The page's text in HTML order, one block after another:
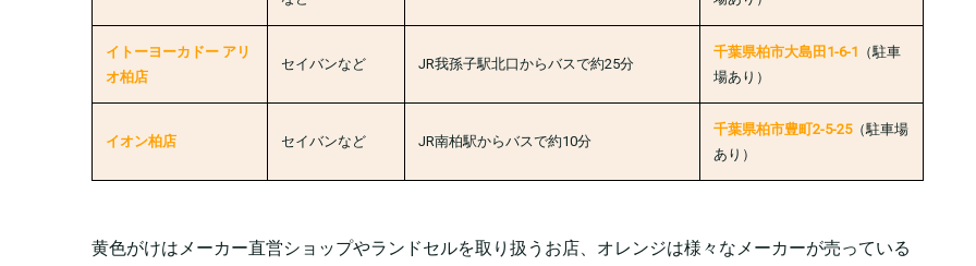
イトーヨーカドー アリ
オ柏店
セイバンなど JR我孫子駅北口からバスで約25分
千葉県柏市大島田1-6-1 （駐車
場︎︎︎あり）
イオン柏店 セイバンなど JR南柏駅からバスで約10分
千葉県柏市豊町2-5-25（駐車場︎︎︎
あり）
黄色がけはメーカー直営ショップやランドセルを取り扱うお店、オレンジは様々なメーカーが売っている